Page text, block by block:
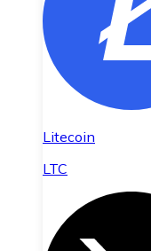
Litecoin
LTC